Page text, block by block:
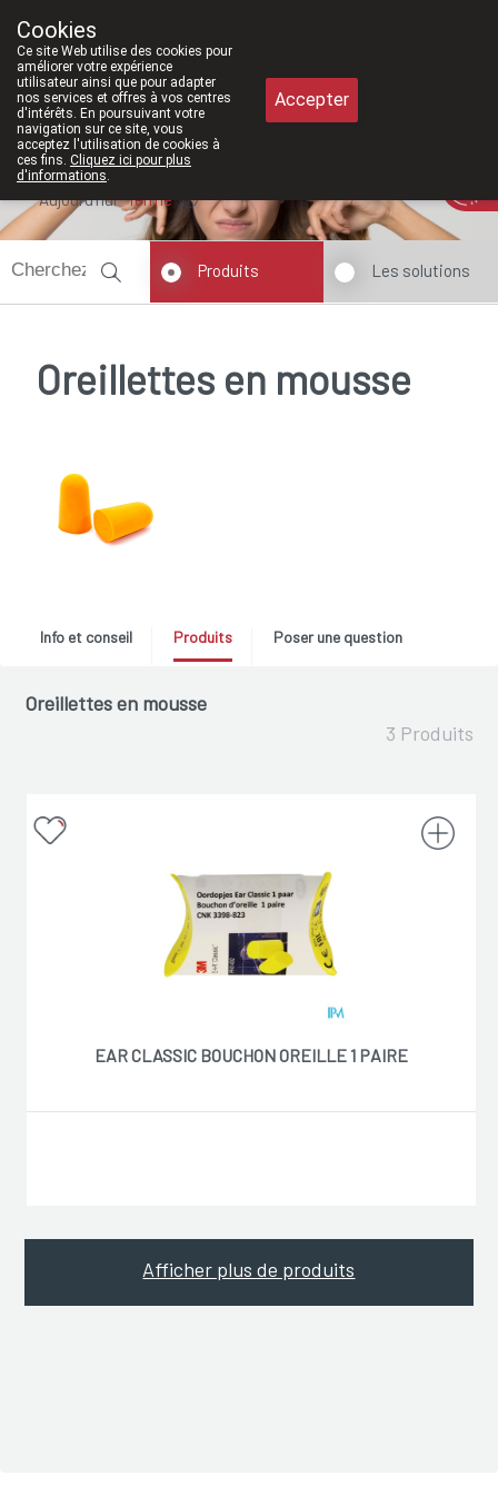
Aujourd'hui fermé
Produits Les solutions
Oreillettes en mousse
Info et conseil Produits Poser une question
Oreillettes en mousse
3 Produits
EAR CLASSIC BOUCHON OREILLE 1 PAIRE
Afficher plus de produits
Cookies
Ce site Web utilise des cookies pour
améliorer votre expérience
utilisateur ainsi que pour adapter
nos services et offres à vos centres
d'intérêts. En poursuivant votre
navigation sur ce site, vous
acceptez l'utilisation de cookies à
ces fins. Cliquez ici pour plus
d'informations.
Accepter